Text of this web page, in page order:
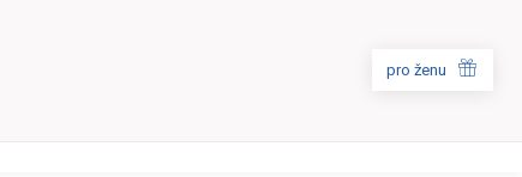
pro ženu